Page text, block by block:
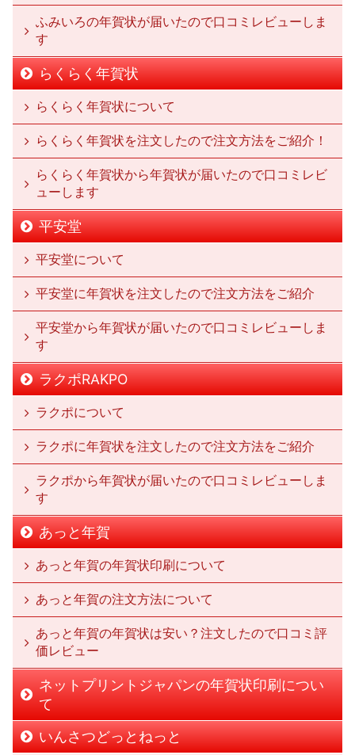
ふみいろの年賀状が届いたので口コミレビューしま
す
らくらく年賀状
らくらく年賀状について
らくらく年賀状を注文したので注文方法をご紹介！
らくらく年賀状から年賀状が届いたので口コミレビ
ューします
平安堂
平安堂について
平安堂に年賀状を注文したので注文方法をご紹介
平安堂から年賀状が届いたので口コミレビューしま
す
ラクポRAKPO
ラクポについて
ラクポに年賀状を注文したので注文方法をご紹介
ラクポから年賀状が届いたので口コミレビューしま
す
あっと年賀
あっと年賀の年賀状印刷について
あっと年賀の注文方法について
あっと年賀の年賀状は安い？注文したので口コミ評
価レビュー
ネットプリントジャパンの年賀状印刷につい
て
いんさつどっとねっと